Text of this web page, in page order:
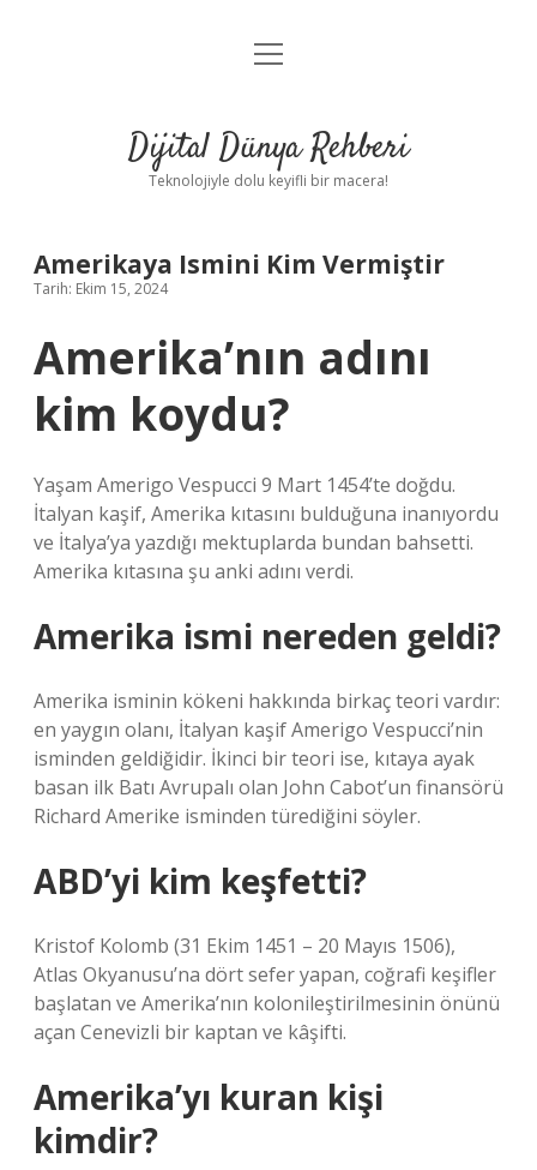
Anasayfa
Yasal Uyarı
menüyü
Dijital Dünya Rehberi
Teknolojiyle dolu keyifli bir macera!
Amerikaya Ismini Kim Vermiştir
Tarih: Ekim 15, 2024
Amerika’nın adını
kim koydu?
Yaşam Amerigo Vespucci 9 Mart 1454’te doğdu.
İtalyan kaşif, Amerika kıtasını bulduğuna inanıyordu
ve İtalya’ya yazdığı mektuplarda bundan bahsetti.
Amerika kıtasına şu anki adını verdi.
Amerika ismi nereden geldi?
Amerika isminin kökeni hakkında birkaç teori vardır:
en yaygın olanı, İtalyan kaşif Amerigo Vespucci’nin
isminden geldiğidir. İkinci bir teori ise, kıtaya ayak
basan ilk Batı Avrupalı ​​olan John Cabot’un finansörü
Richard Amerike isminden türediğini söyler.
ABD’yi kim keşfetti?
Kristof Kolomb (31 Ekim 1451 – 20 Mayıs 1506),
Atlas Okyanusu’na dört sefer yapan, coğrafi keşifler
başlatan ve Amerika’nın kolonileştirilmesinin önünü
açan Cenevizli bir kaptan ve kâşifti.
Amerika’yı kuran kişi
kimdir?